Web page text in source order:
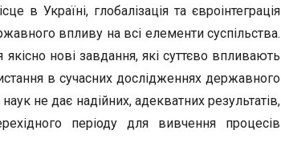
в Україні, глобалізація та євроінтеграція
впливу на всі елементи суспільства.
нові завдання, які суттєво впливають
в сучасних дослідженнях державного
не дає надійних, адекватних результатів,
періоду для вивчення процесів